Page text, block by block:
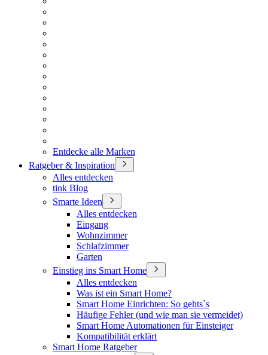
Entdecke alle Marken
Ratgeber & Inspiration
Alles entdecken
tink Blog
Smarte Ideen
Alles entdecken
Eingang
Wohnzimmer
Schlafzimmer
Garten
Einstieg ins Smart Home
Alles entdecken
Was ist ein Smart Home?
Smart Home Einrichten: So gehts`s
Häufige Fehler (und wie man sie vermeidet)
Smart Home Automationen für Einsteiger
Kompatibilität erklärt
Smart Home Ratgeber